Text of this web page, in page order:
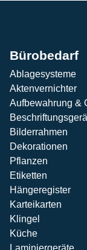
Bürobedarf
Ablagesysteme
Aktenvernichter
Aufbewahrung &
Bilderrahmen
Dekorationen
Pflanzen
Etiketten
Hängeregister
Karteikarten
Klingel
Küche